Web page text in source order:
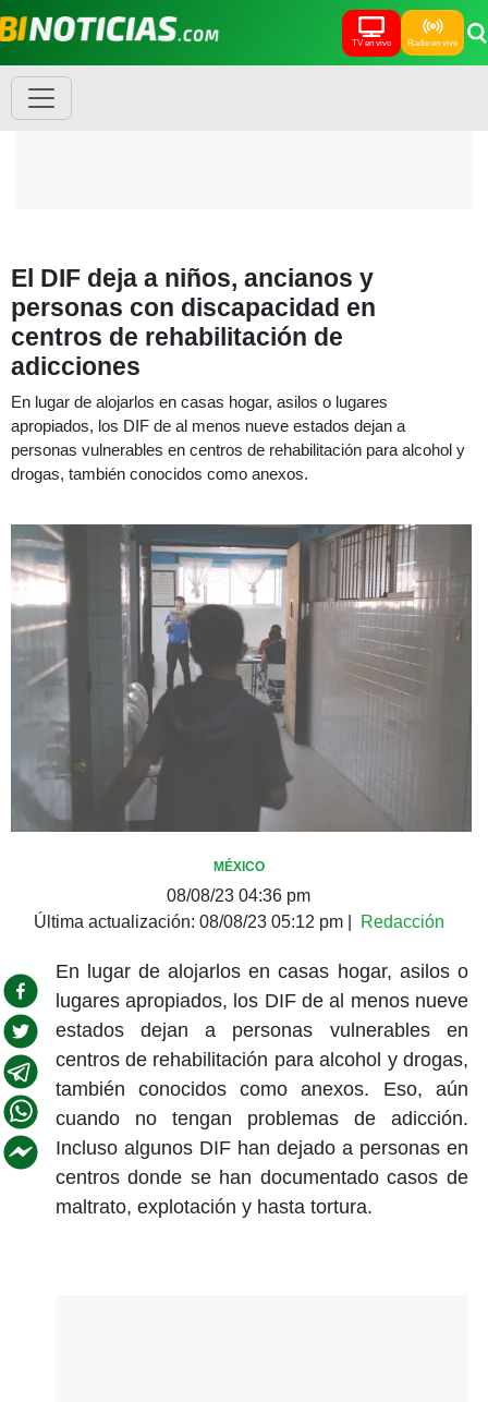
TV en vivo Radio en vivo
El DIF deja a niños, ancianos y
personas con discapacidad en
centros de rehabilitación de
adicciones
En lugar de alojarlos en casas hogar, asilos o lugares
apropiados, los DIF de al menos nueve estados dejan a
personas vulnerables en centros de rehabilitación para alcohol y
drogas, también conocidos como anexos.
MÉXICO
08/08/23 04:36 pm
Última actualización: 08/08/23 05:12 pm| Redacción
En lugar de alojarlos en casas hogar, asilos o
lugares apropiados, los DIF de al menos nueve
estados dejan a personas vulnerables en
centros de rehabilitación para alcohol y drogas,
también conocidos como anexos. Eso, aún
cuando no tengan problemas de adicción.
Incluso algunos DIF han dejado a personas en
centros donde se han documentado casos de
maltrato, explotación y hasta tortura.